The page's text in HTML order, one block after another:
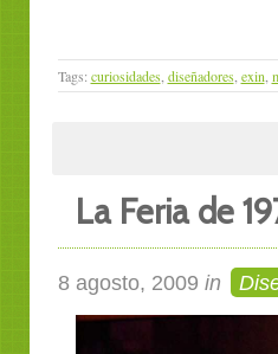
Tags: curiosidades, diseñadores, exin
La Feria de
8 agosto, 2009 in